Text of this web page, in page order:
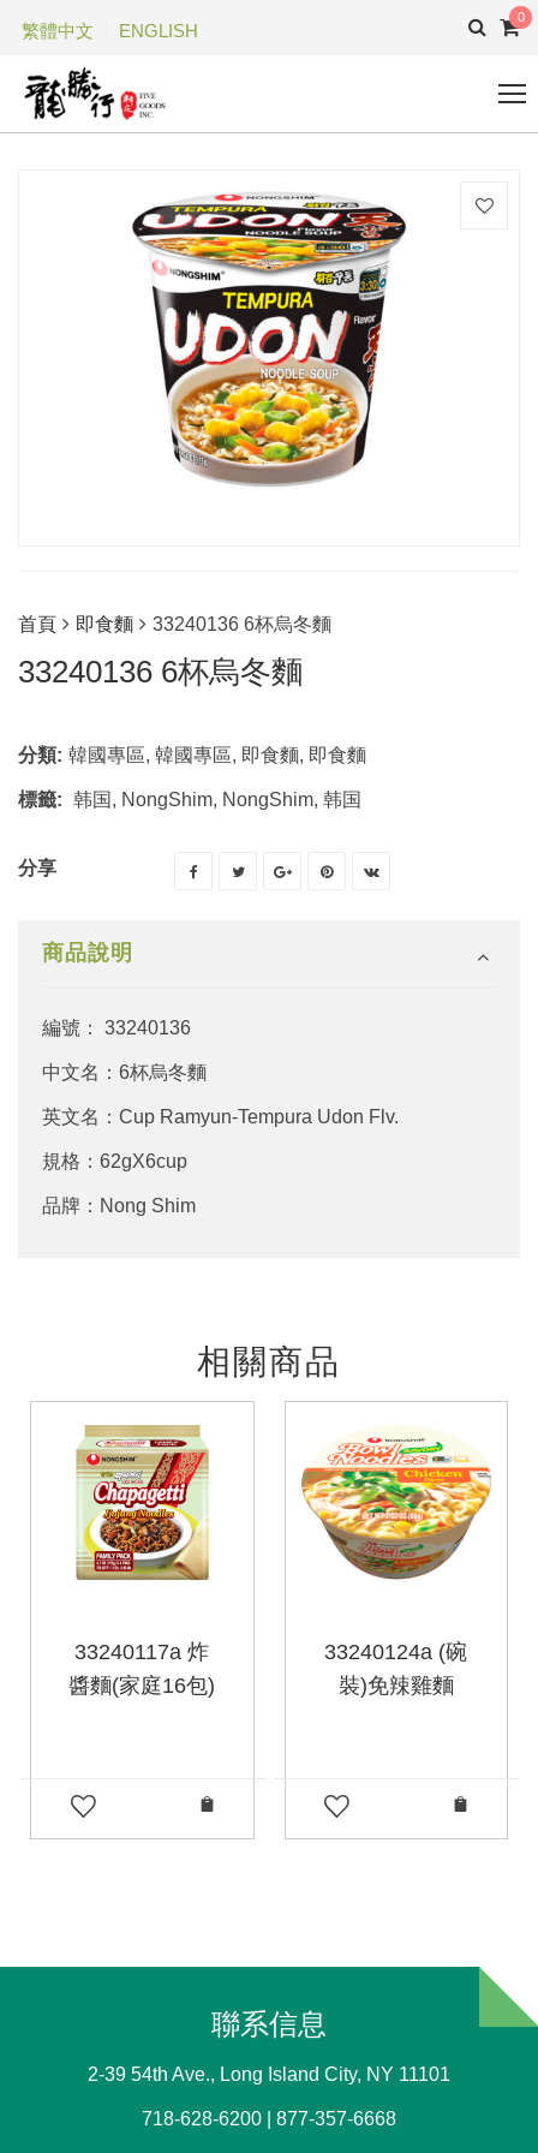
繁體中文 ENGLISH
0
首頁 即食麵 33240136 6杯烏冬麵
33240136 6杯烏冬麵
分類: 韓國專區, 韓國專區, 即食麵, 即食麵
標籤: 韩国 , NongShim, NongShim, 韩国
分享
商品說明
編號： 33240136
中文名：6杯烏冬麵
英文名：Cup Ramyun-Tempura Udon Flv.
規格：62gX6cup
品牌：Nong Shim
相關商品
33240117a 炸
醬麵(家庭16包)
33240124a (碗
裝)免辣雞麵
聯系信息
2-39 54th Ave., Long Island City, NY 11101
718-628-6200 | 877-357-6668